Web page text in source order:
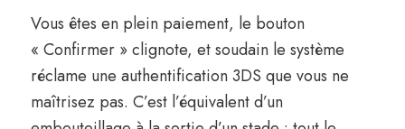
Vous êtes en plein paiement, le bouton
« Confirmer » clignote, et soudain le système
réclame une authentification 3DS que vous ne
maîtrisez pas. C’est l’équivalent d’un